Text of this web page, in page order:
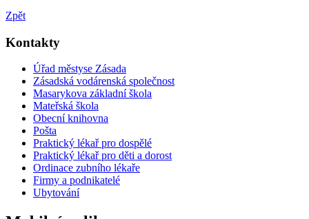
Zpět
Kontakty
Úřad městyse Zásada
Zásadská vodárenská společnost
Masarykova základní škola
Mateřská škola
Obecní knihovna
Pošta
Praktický lékař pro dospělé
Praktický lékař pro děti a dorost
Ordinace zubního lékaře
Firmy a podnikatelé
Ubytování